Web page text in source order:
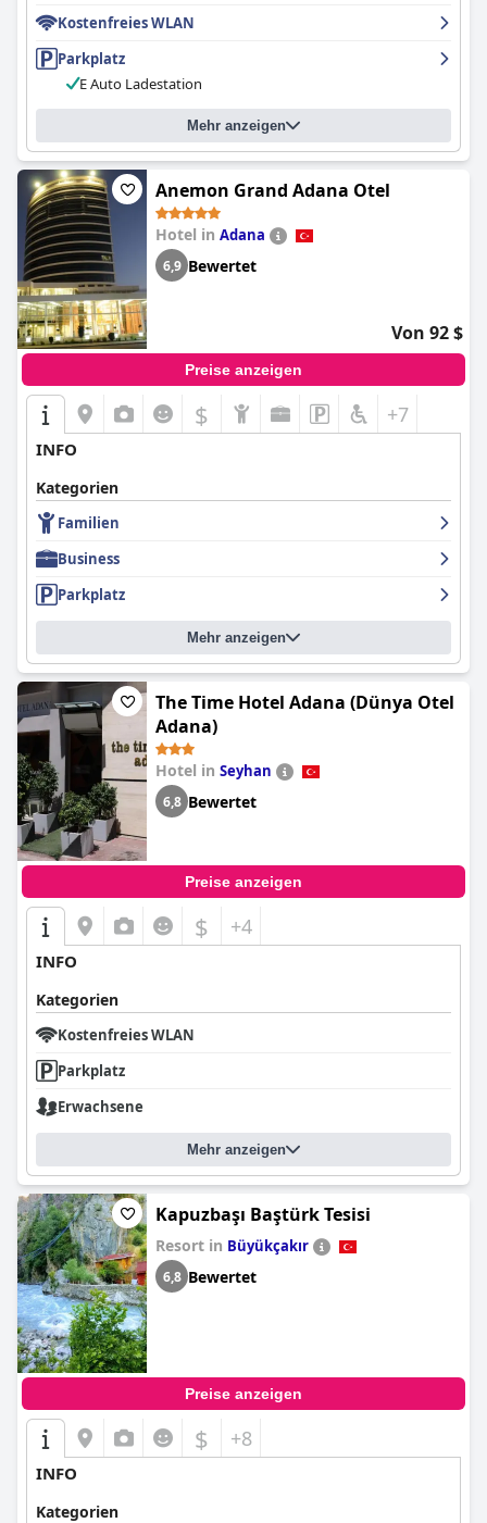
Kostenfreies WLAN
Parkplatz
E Auto Ladestation
Mehr anzeigen
Anemon Grand Adana Otel
Hotel in Adana
6,9 Bewertet
Von 92 $
Preise anzeigen
$ +7
INFO
Kategorien
Familien
Business
Parkplatz
Mehr anzeigen
The Time Hotel Adana (Dünya Otel
Adana)
Hotel in Seyhan
6,8 Bewertet
Preise anzeigen
$ +4
INFO
Kategorien
Kostenfreies WLAN
Parkplatz
Erwachsene
Mehr anzeigen
Kapuzbaşı Baştürk Tesisi
Resort in Büyükçakır
6,8 Bewertet
Preise anzeigen
$ +8
INFO
Kategorien